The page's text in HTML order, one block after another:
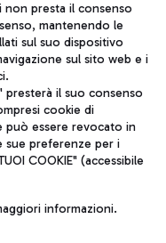
a direzione e
Roma 13032990155 P.
00054 Fiumicino (RM)
non presta il consenso
mantenendo le
sul suo dispositivo
sul sito web e i
presterà il suo consenso
cookie di
può essere revocato in
sue preferenze per i
COOKIE" (accessibile
informazioni.